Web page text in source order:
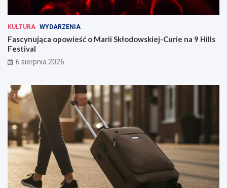
KULTURA WYDARZENIA
Fascynująca opowieść o Marii Skłodowskiej-Curie na 9 Hills
Festival
6 sierpnia 2026